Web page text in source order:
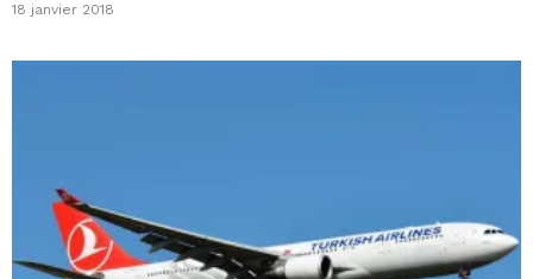
18 janvier 2018